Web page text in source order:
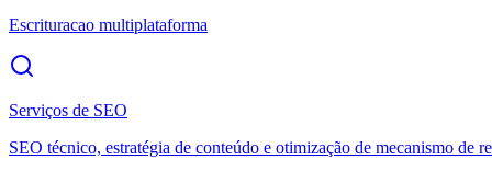
Escrituracao multiplataforma
Serviços de SEO
SEO técnico, estratégia de conteúdo e otimização de mecanismo de